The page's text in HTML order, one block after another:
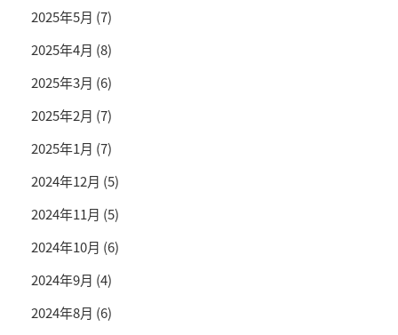
2025年5月 (7)
2025年4月 (8)
2025年3月 (6)
2025年2月 (7)
2025年1月 (7)
2024年12月 (5)
2024年11月 (5)
2024年10月 (6)
2024年9月 (4)
2024年8月 (6)